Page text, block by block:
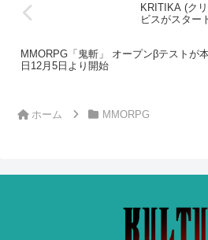
KRITIKA (ク
ビスがスター
MMORPG「鬼斬」 オープンβテストが
日12月5日より開始
ホーム MMORPG